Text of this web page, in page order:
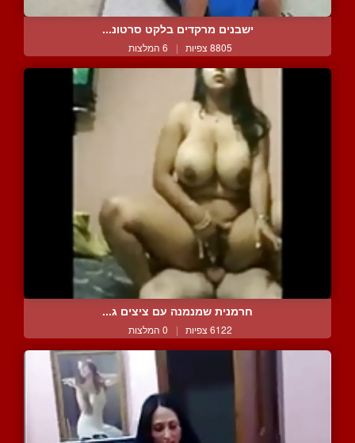
ישבנים מרקדים בלקט סרטונ...
8805 צפיות | 6 המלצות
חרמנית שמנמנה עם ציצים ג...
6122 צפיות | 0 המלצות